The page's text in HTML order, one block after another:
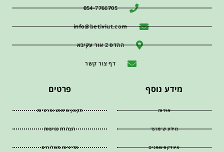
054-7766705
info@betiviut.com
ההדס 2 אור עקיבא
דף צור קשר
מידע נוסף
אודות
מידע שימושי
אינדקס שמנים
פרטים
תקנון שימוש ופרטיות
הצהרת נגישות
מדיניות משלוחים